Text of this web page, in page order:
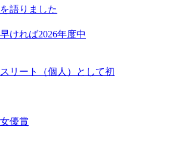
語りました
ければ2026年度中
リート（個人）として初
優賞